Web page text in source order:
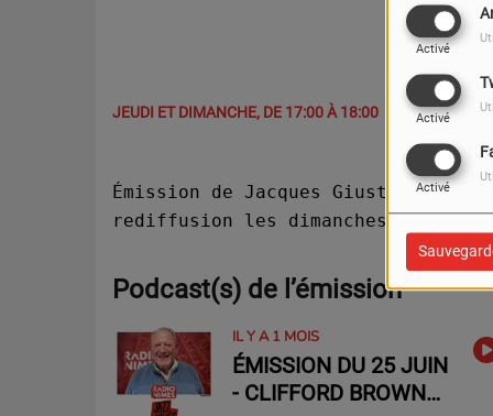
Activé
Activé
Activé
JEUDI ET DIMANCHE, DE 17:00 À 18:00
Émission de Jacques Giust tous les
rediffusion les dimanches à 20h.
Podcast(s) de l’émission
IL Y A 1 MOIS
ÉMISSION DU 25 JUIN
- CLIFFORD BROWN